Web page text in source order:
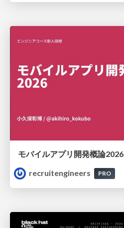
モバイルアプリ開発概論2026
recruitengineers
PRO